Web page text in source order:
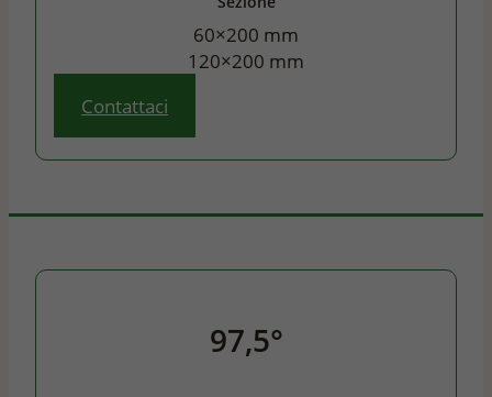
60×200 mm
120×200 mm
Contattaci
97,5°